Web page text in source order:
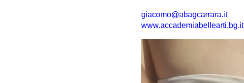
giacomo@abagcarrara.it
www.accademiabellearti.bg.it